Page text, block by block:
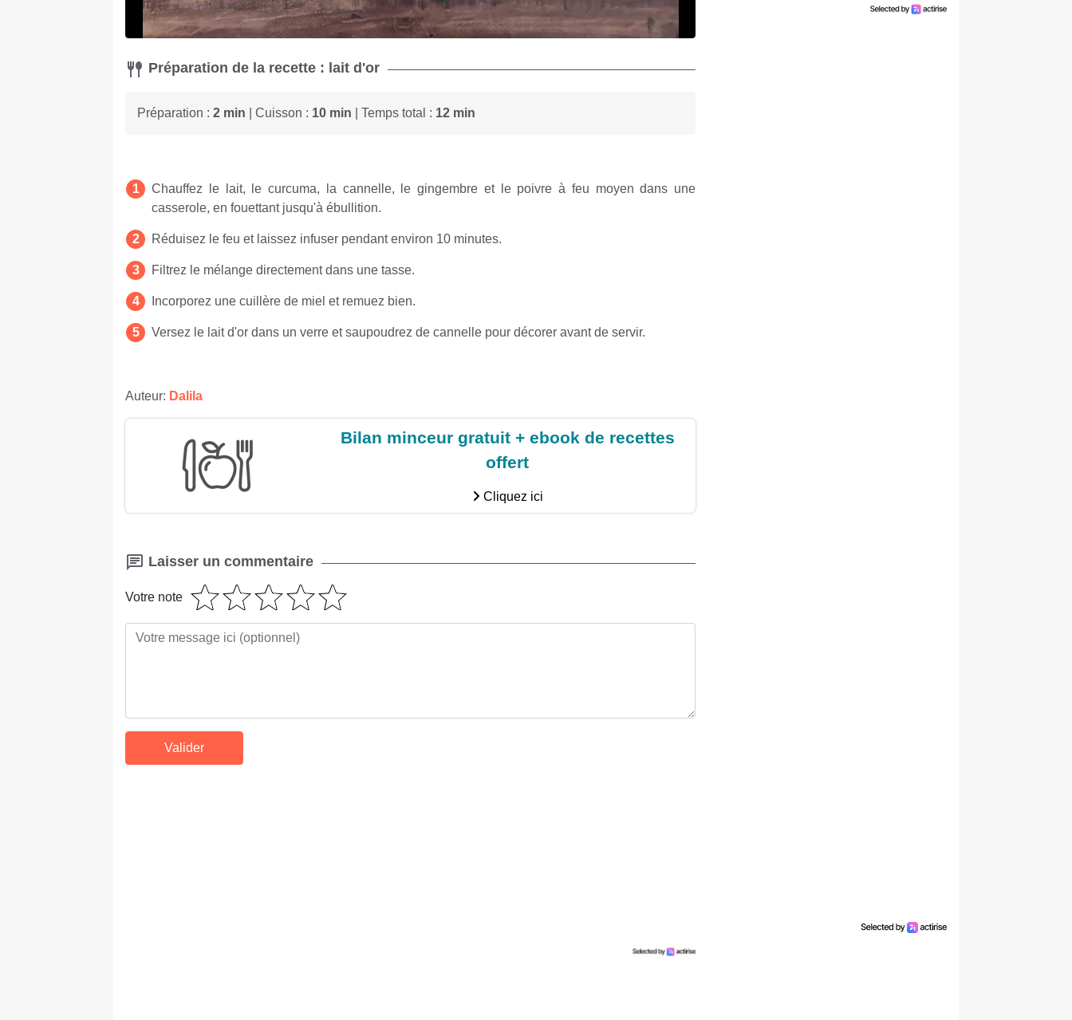
Préparation de la recette : lait d'or
Préparation : 2 min | Cuisson : 10 min | Temps total : 12 min
Chauffez le lait, le curcuma, la cannelle, le gingembre et le poivre à feu moyen dans une
casserole, en fouettant jusqu'à ébullition.
Réduisez le feu et laissez infuser pendant environ 10 minutes.
Filtrez le mélange directement dans une tasse.
Incorporez une cuillère de miel et remuez bien.
Versez le lait d'or dans un verre et saupoudrez de cannelle pour décorer avant de servir.
Auteur: Dalila
Bilan minceur gratuit + ebook de recettes
offert
Cliquez ici
Laisser un commentaire
Votre note